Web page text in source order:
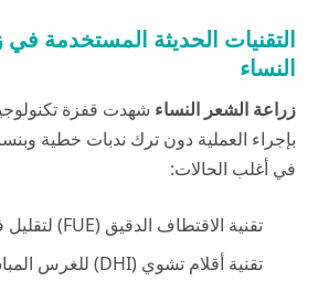
التقنيات الحديثة المستخدمة في
النساء
زراعة الشعر النساء شهدت قفزة
في أغلب الحالات:
تقنية الاقتطاف الدقيق (FUE) لتقليل فترة التعافي.
تقنية أقلام تشوي (DHI) للغرس المباشر بكثافة.